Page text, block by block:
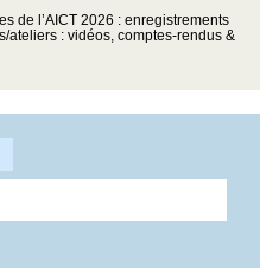
de l’AICT 2026 : enregistrements
ateliers : vidéos, comptes-rendus &